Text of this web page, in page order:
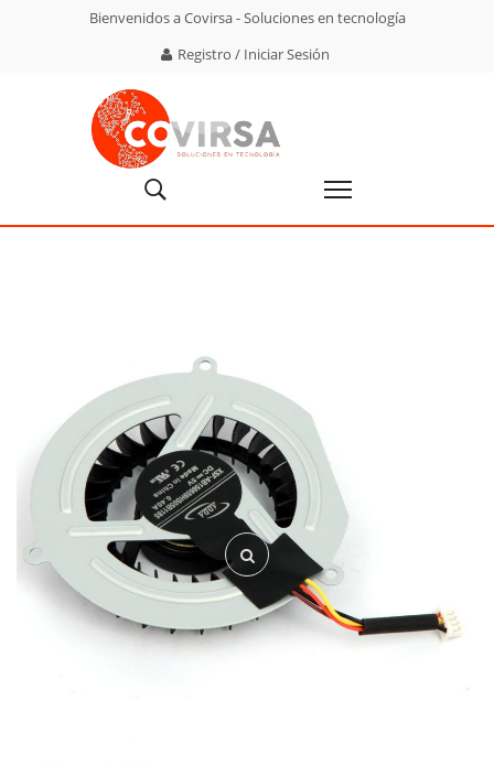
Bienvenidos a Covirsa - Soluciones en tecnología
Registro / Iniciar Sesión